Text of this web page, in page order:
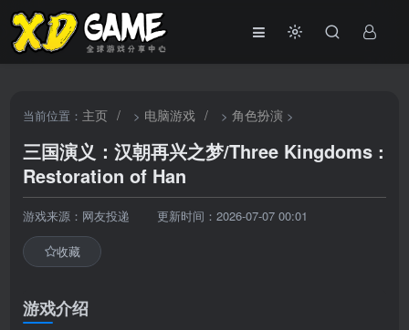
当前位置： 主页 / > 电脑游戏 / >角色扮演 >
三国演义：汉朝再兴之梦/Three Kingdoms :
Restoration of Han
游戏来源：网友投递 更新时间：2026-07-07 00:01
收藏
游戏介绍